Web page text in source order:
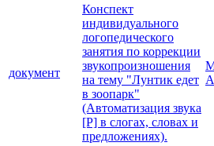
документ
Конспект
индивидуального
логопедического
занятия по коррекции
звукопроизношения
на тему "Лунтик едет
в зоопарк"
(Автоматизация звука
[Р] в слогах, словах и
предложениях).